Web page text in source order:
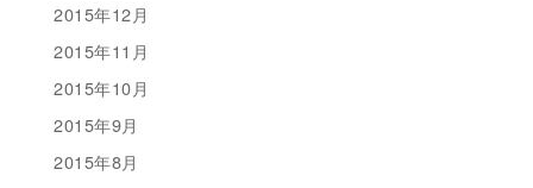
2015年12月
2015年11月
2015年10月
2015年9月
2015年8月